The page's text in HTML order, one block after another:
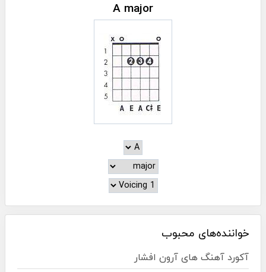
A major
خواننده‌های محبوب
آکورد آهنگ های آرون افشار